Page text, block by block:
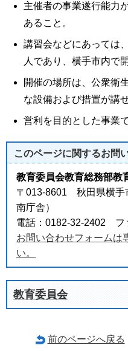
主催者の事業遂行能力
あること。
講習会などにあっては
人であり、横手市内で
開催の場所は、公衆衛
な設備および措置が講
営利を目的とした事業
このページに関するお問
教育委員会教育総務部教
〒013-8601 秋田県横手
南庁舎）
電話：0182-32-2402 フ
お問い合わせフォームは
い。
教育委員会
前のページへ戻る